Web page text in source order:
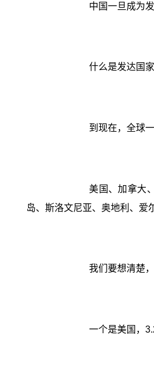
中国一旦成为
什么是发达国家
到现在，全球
美国、加拿大
岛、斯洛文尼亚、奥地利、爱
我们要想清楚
一个是美国，